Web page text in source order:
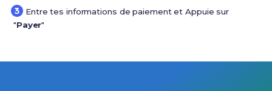
Entre tes informations de paiement et Appuie sur
"Payer"